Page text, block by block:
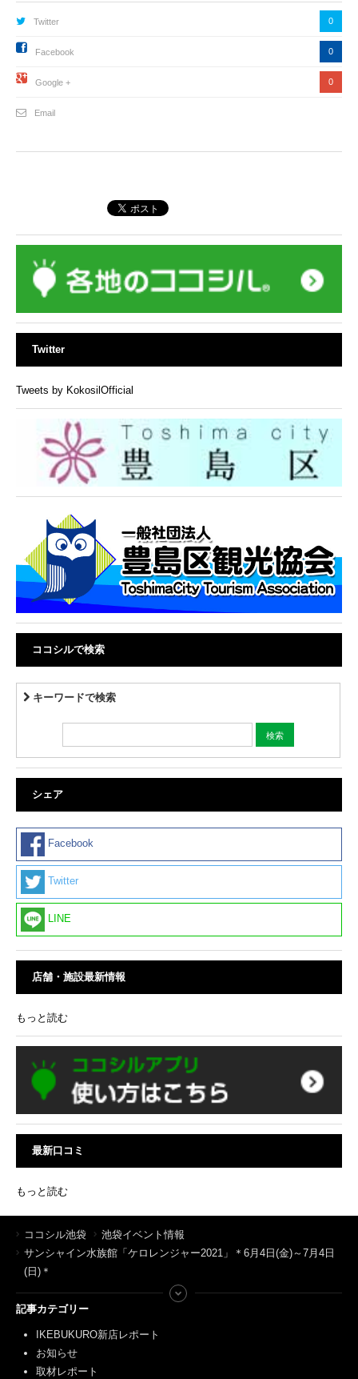
Twitter 0
Facebook 0
Google + 0
Email
Twitter
Tweets by KokosilOfficial
ココシルで検索
キーワードで検索
シェア
Facebook
Twitter
LINE
店舗・施設最新情報
もっと読む
最新口コミ
もっと読む
ココシル池袋
池袋イベント情報
サンシャイン水族館「ケロレンジャー2021」＊6月4日(金)～7月4日
(日)＊
記事カテゴリー
IKEBUKURO新店レポート
お知らせ
取材レポート